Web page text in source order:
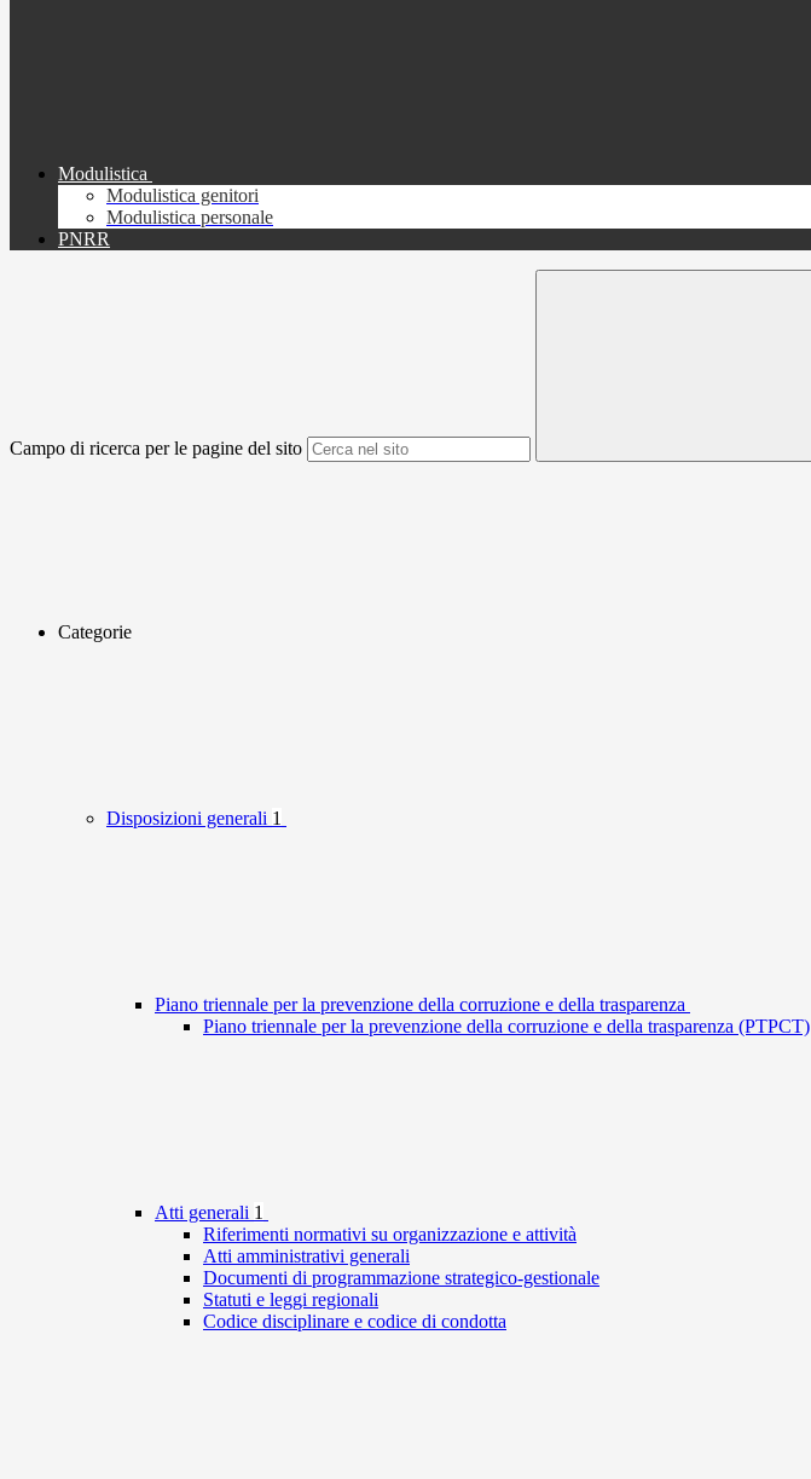
Modulistica
Modulistica genitori
Modulistica personale
PNRR
Campo di ricerca per le pagine del sito
Categorie
Disposizioni generali 1
Piano triennale per la prevenzione della corruzione e della trasparenza
Piano triennale per la prevenzione della corruzione e della trasparenza (PTPCT)
Atti generali 1
Riferimenti normativi su organizzazione e attività
Atti amministrativi generali
Documenti di programmazione strategico-gestionale
Statuti e leggi regionali
Codice disciplinare e codice di condotta